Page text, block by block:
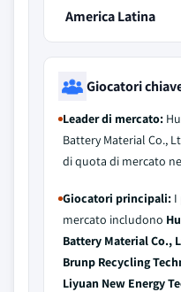
America Latina
Giocatori
Leader di mercato:
Battery Material Co.,
di quota di mercato
Giocatori principali: I
mercato includono
Battery Material Co.,
Brunp Recycling
Liyuan New Energy